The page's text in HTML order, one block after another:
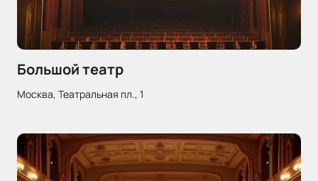
Большой театр
Москва, Театральная пл., 1